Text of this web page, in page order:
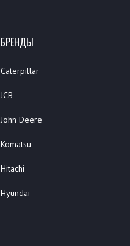
БРЕНДЫ
Caterpillar
JCB
John Deere
Komatsu
Hitachi
Hyundai